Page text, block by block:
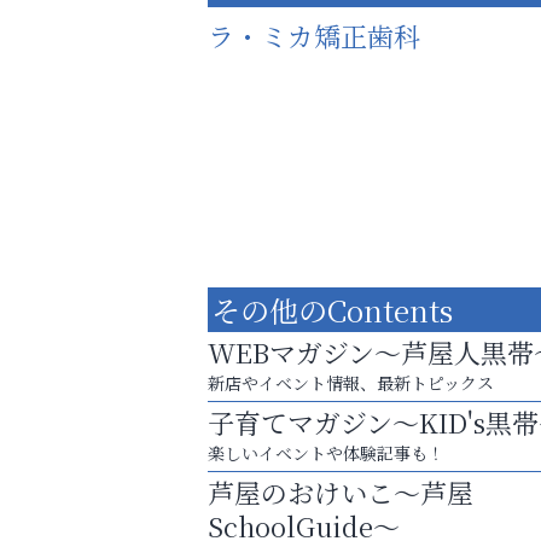
ラ・ミカ矯正歯科
お一人おひとりに合う治療をご提案
口元から始まる、自分らしい毎日を
芦屋人~あしやびと~
その他のContents
WEBマガジン～芦屋人黒帯
新店やイベント情報、最新トピックス
子育てマガジン～KID's黒
楽しいイベントや体験記事も！
芦屋のおけいこ～芦屋
SchoolGuide～